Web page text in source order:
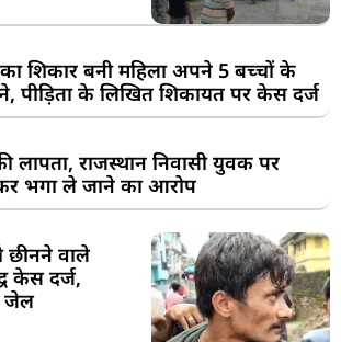
का शिकार बनी महिला अपने 5 बच्चों के
पीड़िता के लिखित शिकायत पर केस दर्ज
लापता, राजस्थान निवासी युवक पर
भगा ले जाने का आरोप
छीनने वाले
केस दर्ज,
जेल